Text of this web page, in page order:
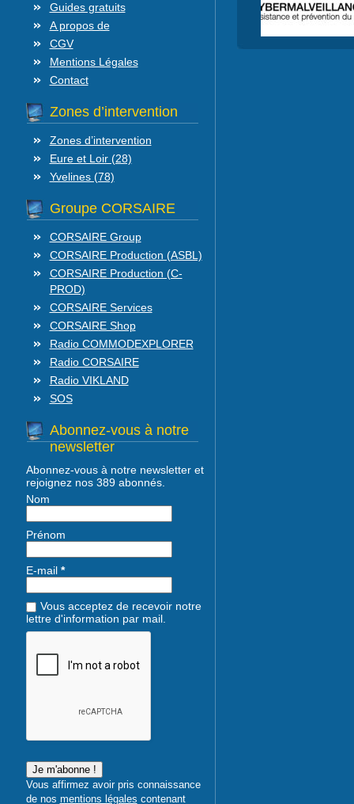
Guides gratuits
A propos de
CGV
Mentions Légales
Contact
Zones d’intervention
Zones d’intervention
Eure et Loir (28)
Yvelines (78)
Groupe CORSAIRE
CORSAIRE Group
CORSAIRE Production (ASBL)
CORSAIRE Production (C-
PROD)
CORSAIRE Services
CORSAIRE Shop
Radio COMMODEXPLORER
Radio CORSAIRE
Radio VIKLAND
SOS
Abonnez-vous à notre
newsletter
Abonnez-vous à notre newsletter et
rejoignez nos 389 abonnés.
Nom
Prénom
E-mail *
Vous acceptez de recevoir notre
lettre d'information par mail.
Vous affirmez avoir pris connaissance
de nos mentions légales contenant